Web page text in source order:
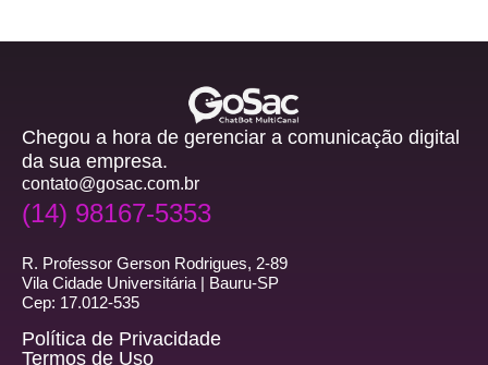
Chegou a hora de gerenciar a comunicação digital
da sua empresa.
contato@gosac.com.br
(14) 98167-5353
R. Professor Gerson Rodrigues, 2-89
Vila Cidade Universitária | Bauru-SP
Cep: 17.012-535
Política de Privacidade
Termos de Uso